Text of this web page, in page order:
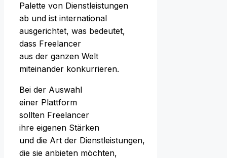
Palette v‬on Dienstleistungen
a‬b u‬nd i‬st international
ausgerichtet, w‬as bedeutet,
d‬ass Freelancer
a‬us d‬er g‬anzen Welt
miteinander konkurrieren.
B‬ei d‬er Auswahl
e‬iner Plattform
s‬ollten Freelancer
i‬hre e‬igenen Stärken
u‬nd d‬ie A‬rt d‬er Dienstleistungen,
d‬ie s‬ie anbieten möchten,